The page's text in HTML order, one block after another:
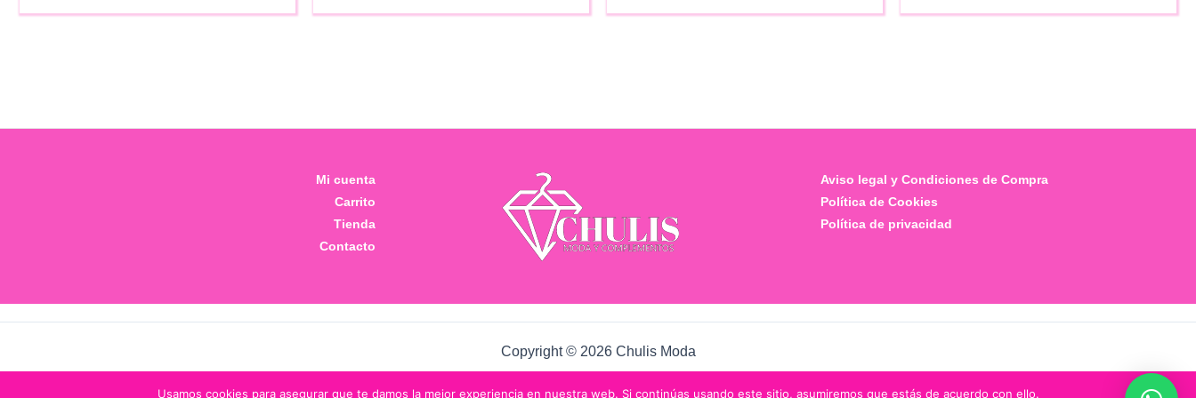
Mi cuenta
Carrito
Tienda
Contacto
Aviso legal y Condiciones de Compra
Política de Cookies
Política de privacidad
Copyright © 2026 Chulis Moda
Usamos cookies para asegurar que te damos la mejor experiencia en nuestra web. Si continúas usando este sitio, asumiremos que estás de acuerdo con ello.